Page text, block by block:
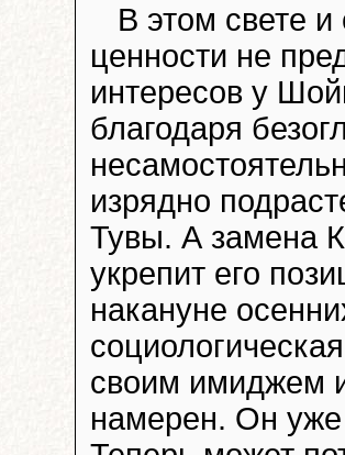
В этом свете
ценности не
интересов у
благодаря
изрядно
Тувы. А замена
укрепит его
накануне
своим имиджем
намерен. Он уже